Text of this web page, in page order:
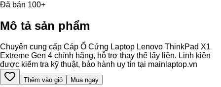
Đã bán 100+
Mô tả sản phẩm
Chuyên cung cấp Cáp Ổ Cứng Laptop Lenovo ThinkPad X1
Extreme Gen 4 chính hãng, hỗ trợ thay thế lấy liền. Linh kiện
được kiểm tra kỹ thuật, bảo hành uy tín tại mainlaptop.vn
Thêm vào giỏ Mua ngay